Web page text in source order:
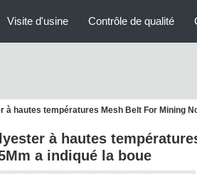
Visite d'usine Contrôle de qualité
à hautes températures Mesh Belt For Mining
à hautes
a indiqué la boue